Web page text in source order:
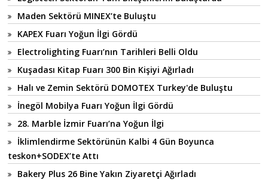
Maden Sektörü MINEX’te Buluştu
KAPEX Fuarı Yoğun İlgi Gördü
Electrolighting Fuarı’nın Tarihleri Belli Oldu
Kuşadası Kitap Fuarı 300 Bin Kişiyi Ağırladı
Halı ve Zemin Sektörü DOMOTEX Turkey'de Buluştu
İnegöl Mobilya Fuarı Yoğun İlgi Gördü
28. Marble İzmir Fuarı’na Yoğun İlgi
İklimlendirme Sektörünün Kalbi 4 Gün Boyunca
teskon+SODEX’te Attı
Bakery Plus 26 Bine Yakın Ziyaretçi Ağırladı